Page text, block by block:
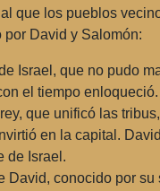
que los pueblos
por David y Salomón:
Israel, que no pudo
el tiempo enloqueció.
que unificó las
en la capital.
de Israel.
David, conocido por su